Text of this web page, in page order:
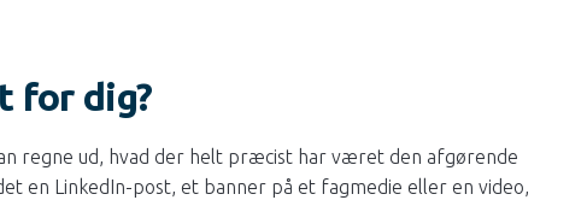
for dig?
regne ud, hvad der helt præcist har været den afgørende
en LinkedIn-post, et banner på et fagmedie eller en video,